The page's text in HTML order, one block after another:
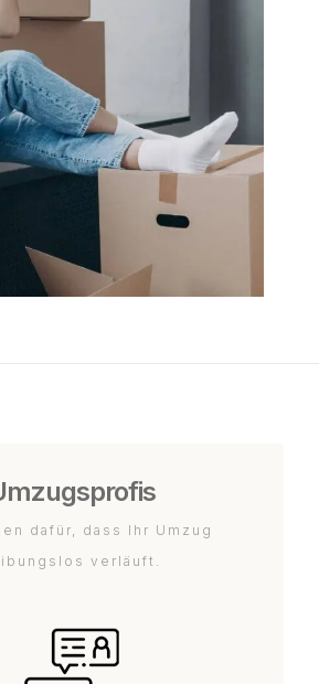
dafür, dass Ihr Umzug
verläuft.